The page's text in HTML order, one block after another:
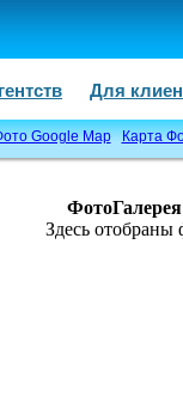
Для
Google Map Карта
Здесь